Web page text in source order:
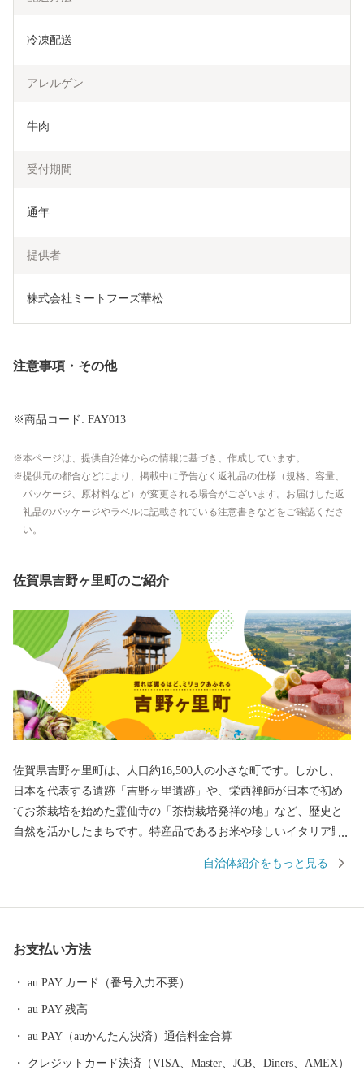
冷凍配送
アレルゲン
牛肉
受付期間
通年
提供者
株式会社ミートフーズ華松
注意事項・その他
※商品コード: FAY013
本ページは、提供自治体からの情報に基づき、作成しています。
提供元の都合などにより、掲載中に予告なく返礼品の仕様（規格、容量、
パッケージ、原材料など）が変更される場合がございます。お届けした返
礼品のパッケージやラベルに記載されている注意書きなどをご確認くださ
い。
佐賀県吉野ヶ里町のご紹介
佐賀県吉野ヶ里町は、人口約16,500人の小さな町です。しかし、
日本を代表する遺跡「吉野ヶ里遺跡」や、栄西禅師が日本で初め
てお茶栽培を始めた霊仙寺の「茶樹栽培発祥の地」など、歴史と
自然を活かしたまちです。特産品であるお米や珍しいイタリア野
企業誘致により多くの企業から魅力あふれる返礼品をご用意して
自治体紹介をもっと見る
お支払い方法
au PAY カード（番号入力不要）
au PAY 残高
au PAY（auかんたん決済）通信料金合算
クレジットカード決済（VISA、Master、JCB、Diners、AMEX）